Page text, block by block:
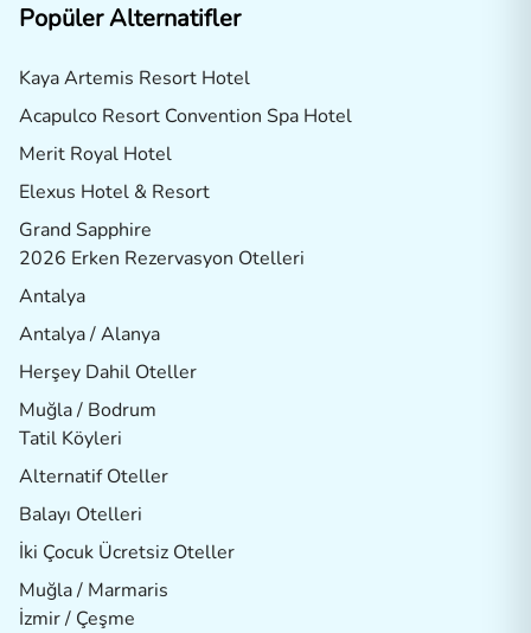
Popüler Alternatifler
Kaya Artemis Resort Hotel
Acapulco Resort Convention Spa Hotel
Merit Royal Hotel
Elexus Hotel & Resort
Grand Sapphire
2026 Erken Rezervasyon Otelleri
Antalya
Antalya / Alanya
Herşey Dahil Oteller
Muğla / Bodrum
Tatil Köyleri
Alternatif Oteller
Balayı Otelleri
İki Çocuk Ücretsiz Oteller
Muğla / Marmaris
İzmir / Çeşme